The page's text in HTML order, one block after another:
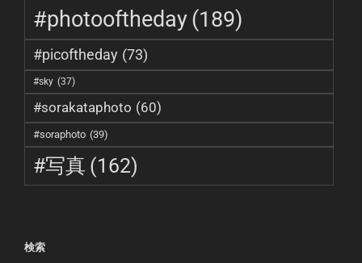
#photooftheday(189)
#picoftheday (73)
#sky (37)
#sorakataphoto (60)
#soraphoto (39)
#写真 (162)
検索